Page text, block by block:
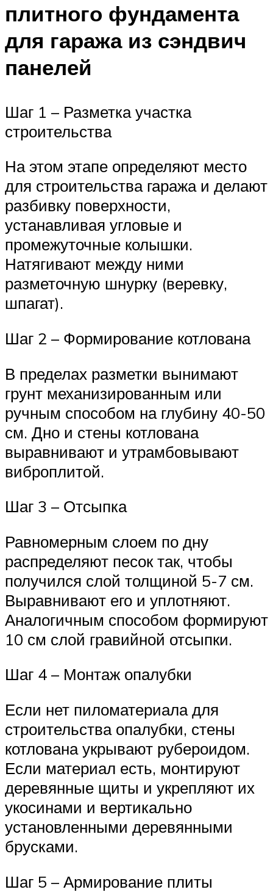
плитного фундамента
для гаража из сэндвич
панелей
Шаг 1 – Разметка участка
строительства
На этом этапе определяют место
для строительства гаража и делают
разбивку поверхности,
устанавливая угловые и
промежуточные колышки.
Натягивают между ними
разметочную шнурку (веревку,
шпагат).
Шаг 2 – Формирование котлована
В пределах разметки вынимают
грунт механизированным или
ручным способом на глубину 40-50
см. Дно и стены котлована
выравнивают и утрамбовывают
виброплитой.
Шаг 3 – Отсыпка
Равномерным слоем по дну
распределяют песок так, чтобы
получился слой толщиной 5-7 см.
Выравнивают его и уплотняют.
Аналогичным способом формируют
10 см слой гравийной отсыпки.
Шаг 4 – Монтаж опалубки
Если нет пиломатериала для
строительства опалубки, стены
котлована укрывают рубероидом.
Если материал есть, монтируют
деревянные щиты и укрепляют их
укосинами и вертикально
установленными деревянными
брусками.
Шаг 5 – Армирование плиты